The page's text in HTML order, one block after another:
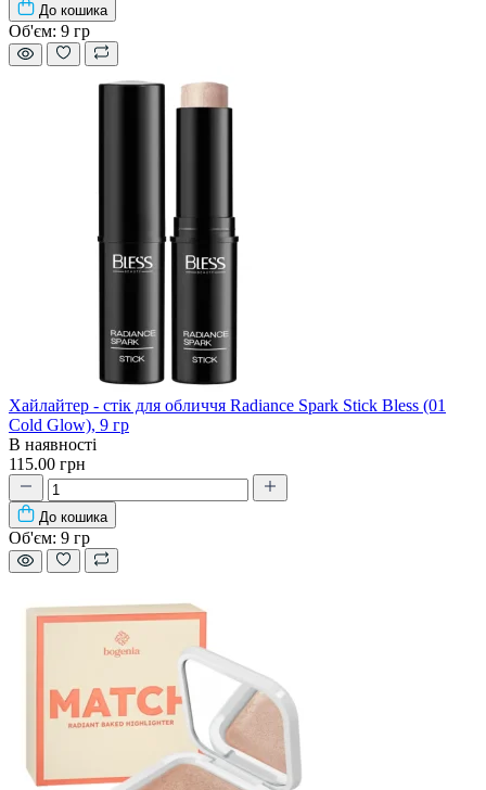
До кошика
Об'єм: 9 гр
Хайлайтер - стік для обличчя Radiance Spark Stick Bless (01
Cold Glow), 9 гр
В наявності
115.00 грн
До кошика
Об'єм: 9 гр